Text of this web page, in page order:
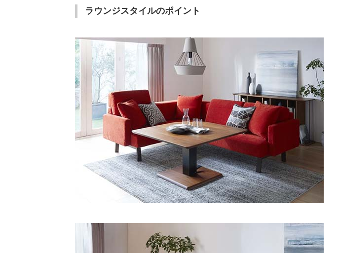
ラウンジスタイルのポイント